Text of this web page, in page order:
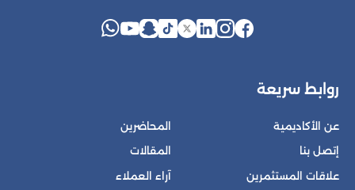
روابط سريعة
عن الأكاديمية
إتصل بنا
علاقات المستثمرين
المحاضرين
المقالات
آراء العملاء